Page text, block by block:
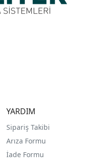
YARDIM
Sipariş Takibi
Arıza Formu
İade Formu